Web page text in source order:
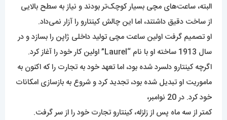
البته، ساعت‌های مچی بسیار کوچک‌تر بودند و نیاز به سطح بالایی
از ساخت دقیق داشتند، اما این چالش کینتارو را آزار نمی‌داد.
او تصمیم گرفت اولین ساعت مچی تولید داخلی ژاپن را بسازد و در
سال 1913 ساخته او با نام “Laurel” اولین کار خود را آغاز کرد.
اگرچه کینتارو دلسرد شده بود، اما تعهد خود به تجارت را که اکنون به
ماموریت او تبدیل شده بود، تجدید کرد و شروع به بازسازی امکانات
خود کرد. در 20 نوامبر،
کمتر از سه ماه پس از زلزله، کینتارو تجارت خود را از سر گرفت.